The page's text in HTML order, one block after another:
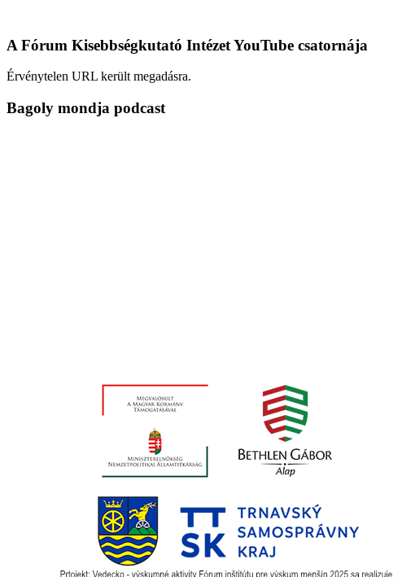
A Fórum Kisebbségkutató Intézet YouTube csatornája
Érvénytelen URL került megadásra.
Bagoly mondja podcast